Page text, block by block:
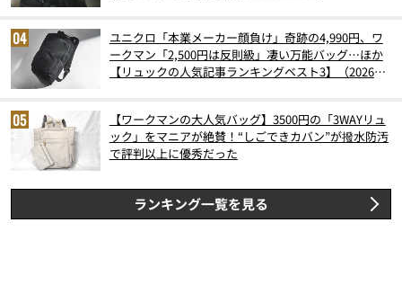
ユニクロ「本業メーカー顔負け」奇跡の4,990円、ワ
ークマン「2,500円は反則級」凄い万能バッグ…ほか
【リュックの人気記事ランキングベスト3】（2026年
【ワークマンの大人気バッグ】3500円の「3WAYリュ
ック」をマニアが絶賛！“しごできカバン”が撥水防汚
で評判以上に優秀だった
ランキング一覧を見る